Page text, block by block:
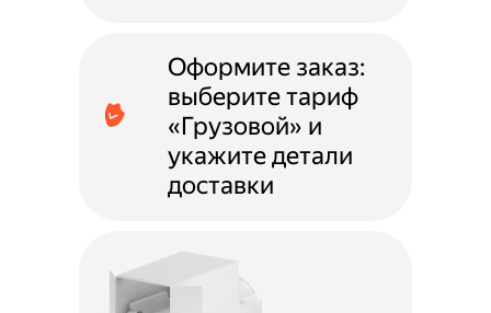
Оформите заказ:
выберите тариф
«Грузовой» и
укажите детали
доставки